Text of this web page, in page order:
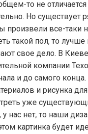
то не
Но существует
произвели все-таки
такой пол, то лучше
свое дело. В
компании
и до самого
и рисунка
уже
у нас нет, то наши
картинка будет